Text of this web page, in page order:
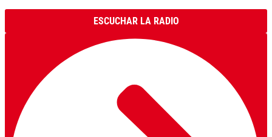
ESCUCHAR LA RADIO